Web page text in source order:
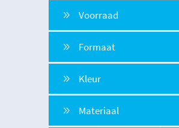
Voorraad
Formaat
Kleur
Materiaal